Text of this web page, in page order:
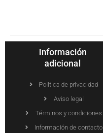
Información
adicional
Politica de privacidad
Aviso legal
Términos y condiciones
Información de contacto